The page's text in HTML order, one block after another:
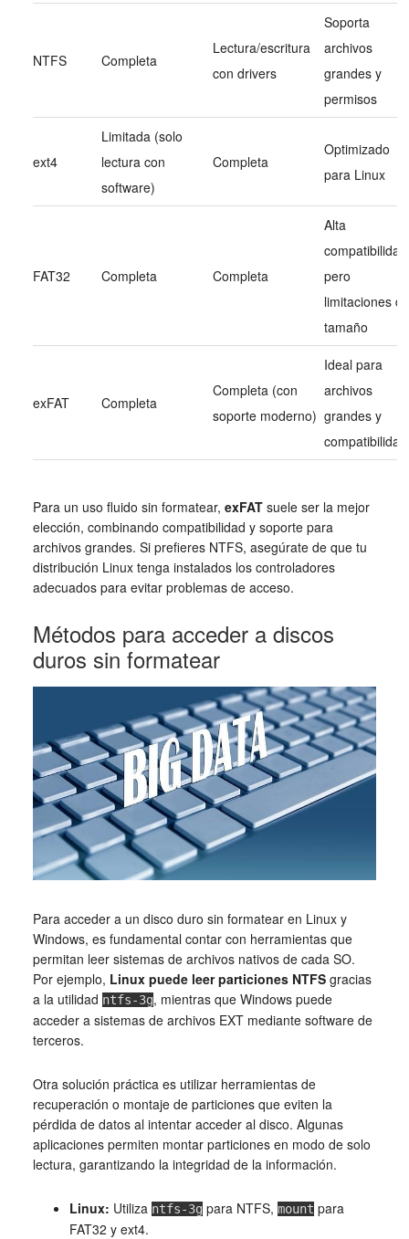
NTFS Completa
Lectura/escritura
con drivers
Soporta
archivos
grandes y
permisos
ext4
Limitada (solo
lectura con
software)
Completa
Optimizado
para Linux
FAT32 Completa Completa
Alta
pero
limitaciones de
tamaño
exFAT Completa
Completa (con
soporte moderno)
Ideal para
archivos
grandes y
compatibilidad
Para un uso fluido sin formatear, exFATsuele ser la mejor
elección, combinando compatibilidad y soporte para
archivos grandes. Si prefieres NTFS, asegúrate de que tu
distribución Linux tenga instalados los controladores
adecuados para evitar problemas de acceso.
Métodos para acceder a discos
duros sin formatear
Para acceder a un disco duro sin formatear en Linux y
Windows, es fundamental contar con herramientas que
permitan leer sistemas de archivos nativos de cada SO.
Por ejemplo, Linux puede leer particiones NTFSgracias
a la utilidad ntfs-3g, mientras que Windows puede
acceder a sistemas de archivos EXT mediante software de
terceros.
Otra solución práctica es utilizar herramientas de
recuperación o montaje de particiones que eviten la
pérdida de datos al intentar acceder al disco. Algunas
aplicaciones permiten montar particiones en modo de solo
lectura, garantizando la integridad de la información.
Linux: Utiliza ntfs-3gpara NTFS, mountpara
FAT32 y ext4.